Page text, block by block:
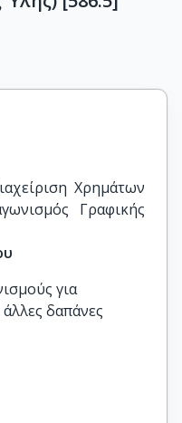
Χρημάτων
Γραφικής
για
δαπάνες